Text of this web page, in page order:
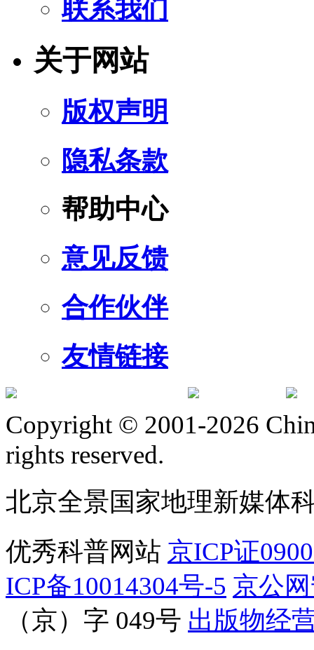
联系我们
关于网站
版权声明
隐私条款
帮助中心
意见反馈
合作伙伴
友情链接
Copyright © 2001-2026
rights reserved.
北京全景国家地理新媒体
优秀科普网站 京ICP证
ICP备10014304号-5 京公
（京）字 049号 出版物经